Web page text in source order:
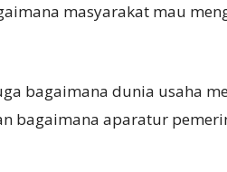
masyarakat mau
bagaimana dunia usaha
bagaimana aparatur